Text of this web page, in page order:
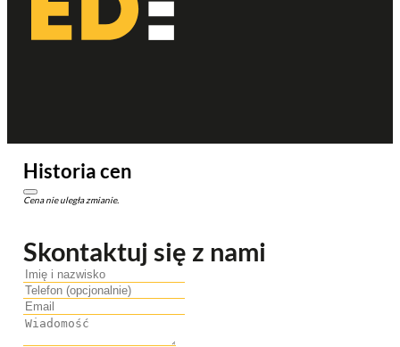
Historia cen
Cena nie uległa zmianie.
Skontaktuj się z nami